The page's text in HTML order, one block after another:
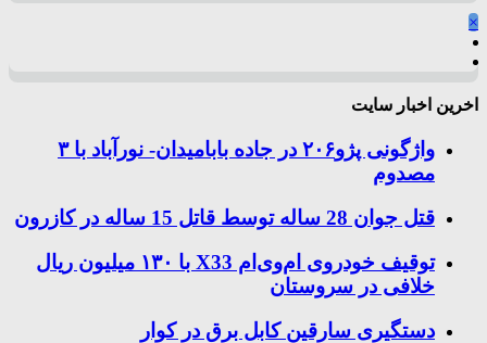
×
اخرین اخبار سایت
واژگونی پژو۲۰۶ در جاده بابامیدان- نورآباد با ۳
مصدوم
قتل جوان 28 ساله توسط قاتل 15 ساله در کازرون
توقیف خودروی ام‌وی‌ام X33 با ۱۳۰ میلیون ریال
خلافی در سروستان
دستگیری سارقین کابل برق در کوار